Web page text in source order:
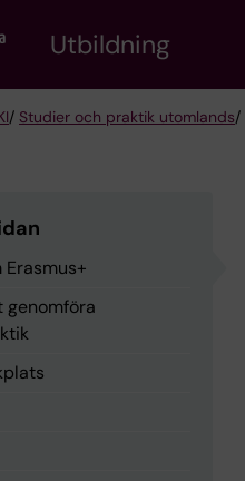
Utbildning
/ Studier och praktik utomlands/
genomföra